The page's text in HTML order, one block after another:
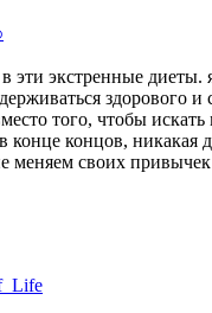
эти экстренные
здорового и
того, чтобы
конце концов, никакая
меняем своих